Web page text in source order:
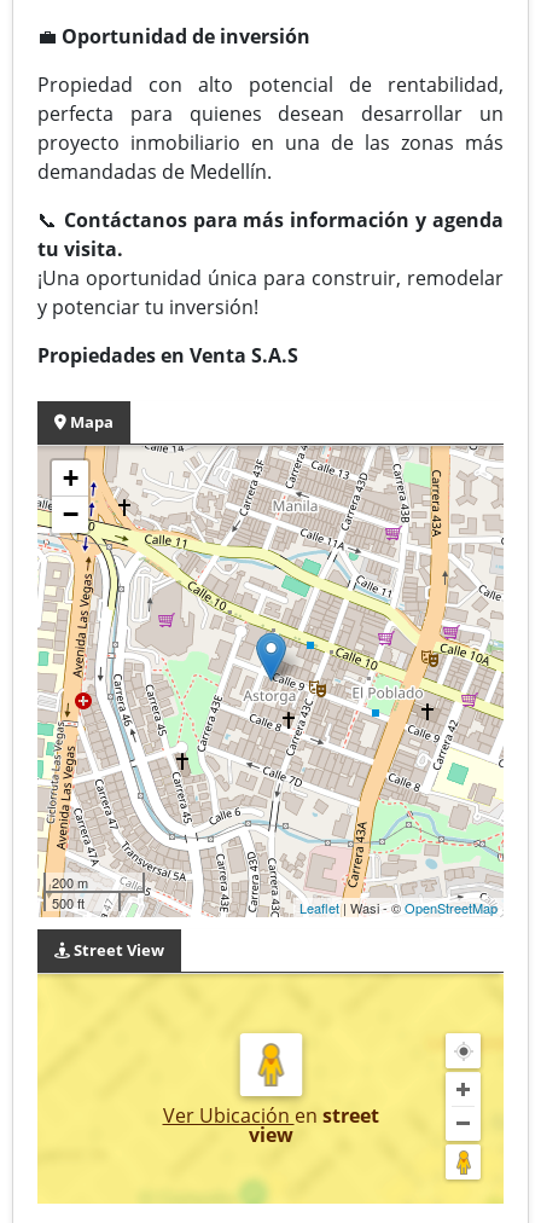
💼 Oportunidad de inversión
Propiedad con alto potencial de rentabilidad,
perfecta para quienes desean desarrollar un
proyecto inmobiliario en una de las zonas más
demandadas de Medellín.
📞 Contáctanos para más información y agenda
tu visita.
¡Una oportunidad única para construir, remodelar
y potenciar tu inversión!
Propiedades en Venta S.A.S
Mapa
+
−
200 m
500 ft
Leaflet| Wasi - ©OpenStreetMap
Street View
Ver Ubicación en street
view